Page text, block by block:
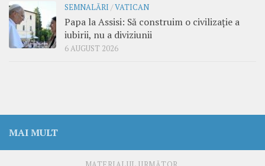
SEMNALĂRI /VATICAN
Papa la Assisi: Să construim o civilizație a
iubirii, nu a diviziunii
6 AUGUST 2026
MAI MULT